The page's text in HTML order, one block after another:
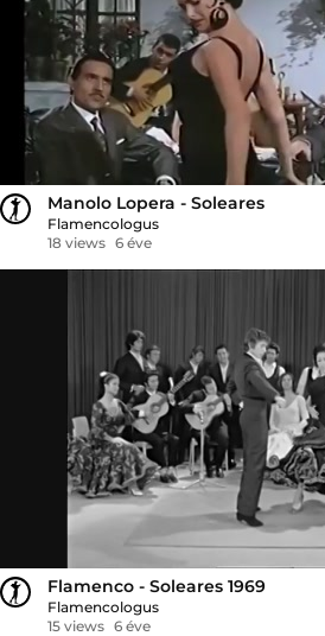
Manolo Lopera - Soleares
Flamencologus
18 views 6 éve
Flamenco - Soleares 1969
Flamencologus
15 views 6 éve